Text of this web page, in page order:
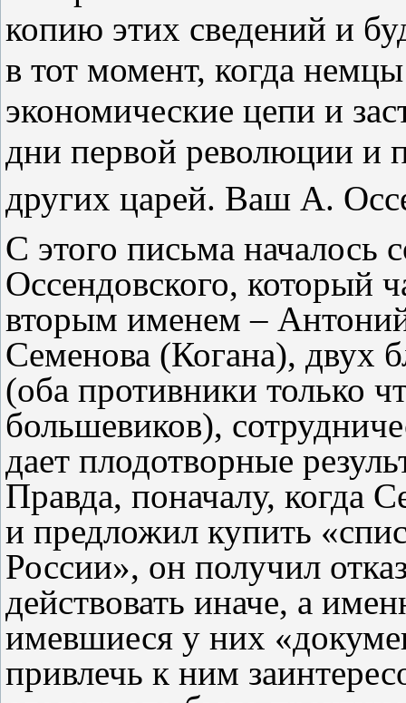
копию этих сведений и
в тот момент, когда
экономические цепи и
дни первой революции и
других царей. Ваш А.
С этого письма началось
Оссендовского, который
вторым именем –
Семенова (Когана), двух
(оба противники только
большевиков),
дает плодотворные
Правда, поначалу, когда
и предложил купить
России», он получил
действовать иначе, а
имевшиеся у них
привлечь к ним